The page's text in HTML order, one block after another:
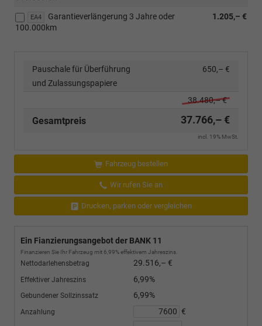
EA4 1.205,– €
Garantieverlängerung 3 Jahre oder
100.000km
Pauschale für Überführung
und Zulassungspapiere
650,– €
38.480,– €
Gesamtpreis 37.766,– €
incl. 19% MwSt.
Fahrzeug bestellen
Wir rufen Sie an
Drucken, parken oder vergleichen
Ein Fianzierungsangebot der BANK 11
Finanzieren Sie Ihr Fahrzeug mit 6,99% effektivem Jahreszins.
Nettodarlehensbetrag 29.516,– €
Effektiver Jahreszins 6,99%
Gebundener Sollzinssatz 6,99%
Anzahlung
€